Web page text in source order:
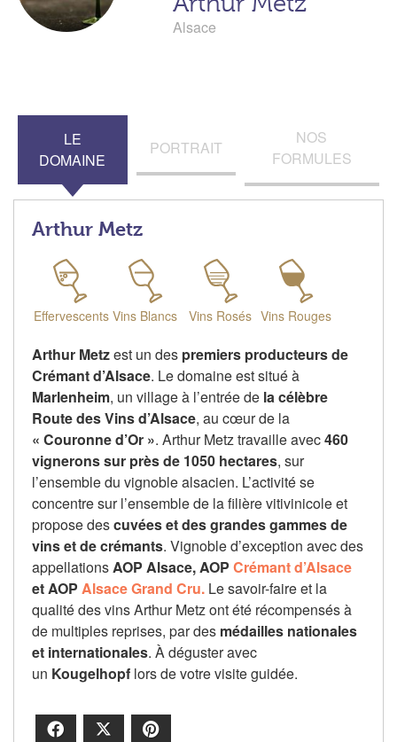
Alsace
LE
DOMAINE
PORTRAIT
NOS
FORMULES
Arthur Metz
Effervescents Vins Blancs Vins Rosés Vins Rouges
Arthur Metzest un des premiers producteurs de
Crémant d’Alsace. Le domaine est situé à
Marlenheim, un village à l’entrée de la célèbre
Route des Vins d’Alsace, au cœur de la
« Couronne d’Or ». Arthur Metz travaille avec460
vignerons sur près de 1050 hectares, sur
l’ensemble du vignoble alsacien. L’activité se
concentre sur l’ensemble de la filière vitivinicole et
propose descuvées et des grandes gammes de
vins et de crémants. Vignoble d’exception avec des
appellationsAOP Alsace,AOP Crémant d’Alsace
etAOP Alsace Grand Cru. Le savoir-faire et la
qualité des vins Arthur Metz ont été récompensés à
de multiples reprises, par des médailles nationales
et internationales. À déguster avec
un Kougelhopf lors de votre visite guidée.
Facebook